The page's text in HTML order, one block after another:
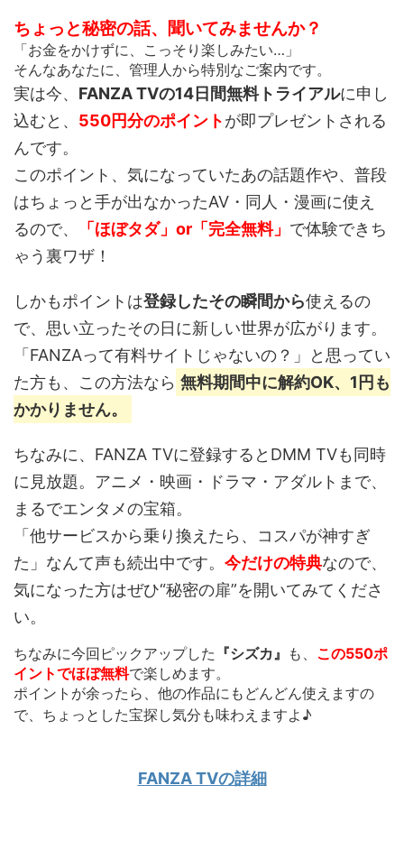
ちょっと秘密の話、聞いてみませんか？
「お金をかけずに、こっそり楽しみたい…」
そんなあなたに、管理人から特別なご案内です。
実は今、 FANZA TVの14日間無料トライアルに申し
込むと、 550円分のポイントが即プレゼントされる
んです。
このポイント、 気になっていたあの話題作や、普段
はちょっと手が出なかったAV・同人・漫画に使え
るので、
「ほぼタダ」or「完全無料」 で体験できち
ゃう裏ワザ！
しかもポイントは登録したその瞬間から使えるの
で、思い立ったその日に新しい世界が広がります。
「FANZAって有料サイトじゃないの？」と思ってい
た方も、この方法なら 無料期間中に解約OK、1円も
かかりません。
ちなみに、FANZA TVに登録するとDMM TVも同時
に見放題。アニメ・映画・ドラマ・アダルトまで、
まるでエンタメの宝箱。
「他サービスから乗り換えたら、コスパが神すぎ
た」なんて声も続出中です。 今だけの特典なので、
気になった方はぜひ“秘密の扉”を開いてみてくださ
い。
ちなみに今回ピックアップした 『シズカ』 も、 この550ポ
イントでほぼ無料で楽しめます。
ポイントが余ったら、他の作品にもどんどん使えますの
で、ちょっとした宝探し気分も味わえますよ♪
FANZA TVの詳細